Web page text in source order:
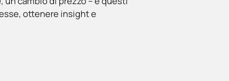
ottenere insight e